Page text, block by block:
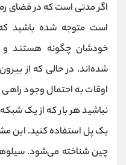
اگر مدتی است که در فضای
است متوجه شده باشید
خودشان چگونه هستند و
شده‌اند. در حالی که از
اوقات به احتمال وجود راهی
نباشید هر بار که از یک
یک پل استفاده کنید. این
چین شناخته می‌شود.